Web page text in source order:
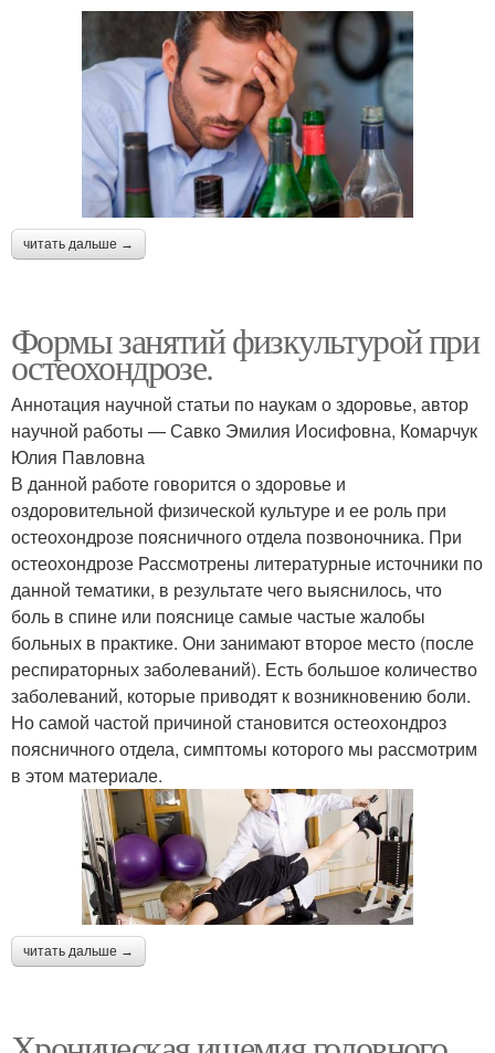
читать дальше →
Формы занятий физкультурой при
остеохондрозе.
Аннотация научной статьи по наукам о здоровье, автор
научной работы — Савко Эмилия Иосифовна, Комарчук
Юлия Павловна
В данной работе говорится о здоровье и
оздоровительной физической культуре и ее роль при
остеохондрозе поясничного отдела позвоночника. При
остеохондрозе Рассмотрены литературные источники по
данной тематики, в результате чего выяснилось, что
боль в спине или пояснице самые частые жалобы
больных в практике. Они занимают второе место (после
респираторных заболеваний). Есть большое количество
заболеваний, которые приводят к возникновению боли.
Но самой частой причиной становится остеохондроз
поясничного отдела, симптомы которого мы рассмотрим
в этом материале.
читать дальше →